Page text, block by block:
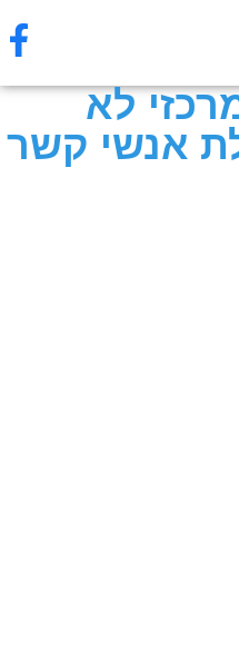
לא
אנשי קשר